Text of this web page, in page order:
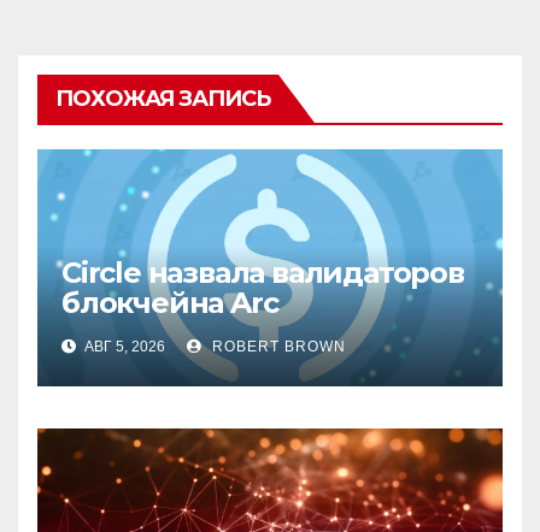
ПОХОЖАЯ ЗАПИСЬ
Circle назвала валидаторов
блокчейна Arc
АВГ 5, 2026 ROBERT BROWN